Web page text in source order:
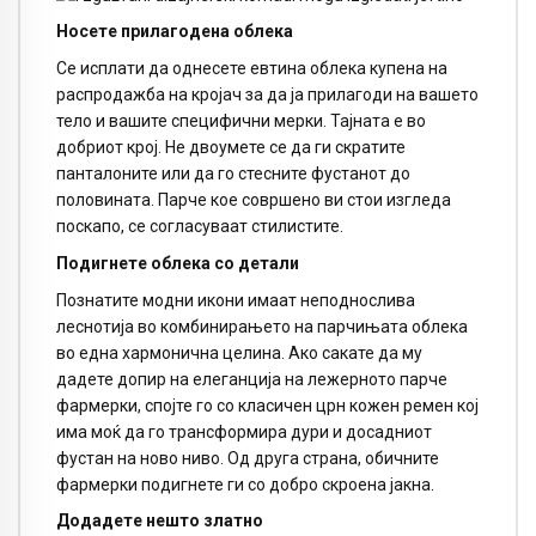
Носете прилагодена облека
Се исплати да однесете евтина облека купена на
распродажба на кројач за да ја прилагоди на вашето
тело и вашите специфични мерки. Тајната е во
добриот крој. Не двоумете се да ги скратите
панталоните или да го стесните фустанот до
половината. Парче кое совршено ви стои изгледа
поскапо, се согласуваат стилистите.
Подигнете облека со детали
Познатите модни икони имаат неподнослива
леснотија во комбинирањето на парчињата облека
во една хармонична целина. Ако сакате да му
дадете допир на елеганција на лежерното парче
фармерки, спојте го со класичен црн кожен ремен кој
има моќ да го трансформира дури и досадниот
фустан на ново ниво. Од друга страна, обичните
фармерки подигнете ги со добро скроена јакна.
Додадете нешто златно